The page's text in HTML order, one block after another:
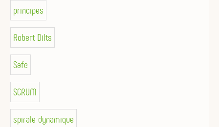
principes
Robert Dilts
Safe
SCRUM
spirale dynamique